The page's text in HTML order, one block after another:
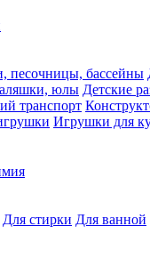
песочницы, бассейны
юлы Детские
транспорт
Игрушки для
Для стирки Для ванной